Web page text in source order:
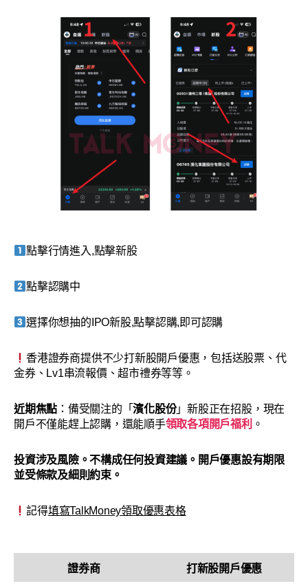
點擊行情進入,點擊新股
點擊認購中
選擇你想抽的IPO新股,點擊認購,即可認購
香港證券商提供不少打新股開戶優惠，包括送股票、代
金券、Lv1串流報價、超市禮券等等。
近期焦點 ：備受關注的「濱化股份」新股正在招股，現在
開戶不僅能趕上認購，還能順手領取各項開戶福利 。
投資涉及風險。不構成任何投資建議 。開戶優惠設有期限
並受條款及細則約束。
記得填寫TalkMoney領取優惠表格
證券商 打新股開戶優惠